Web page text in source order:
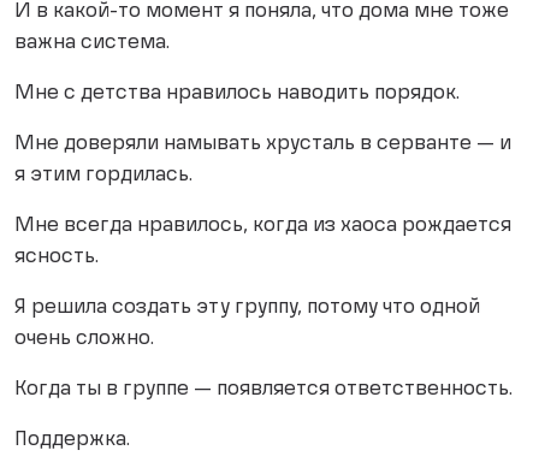
И в какой-то момент я поняла, что дома мне тоже
важна система.
Мне с детства нравилось наводить порядок.
Мне доверяли намывать хрусталь в серванте — и
я этим гордилась.
Мне всегда нравилось, когда из хаоса рождается
ясность.
Я решила создать эту группу, потому что одной
очень сложно.
Когда ты в группе — появляется ответственность.
Поддержка.